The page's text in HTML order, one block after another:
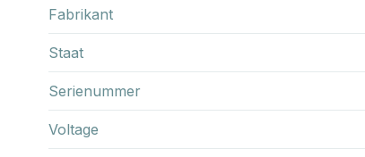
Fabrikant
Staat
Serienummer
Voltage